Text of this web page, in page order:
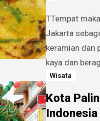
TTempat makan legendaris wajib saat berkunjung ke jakarta.
Jakarta
keramian dan
kaya dan
Wisata
Kota
Indonesia